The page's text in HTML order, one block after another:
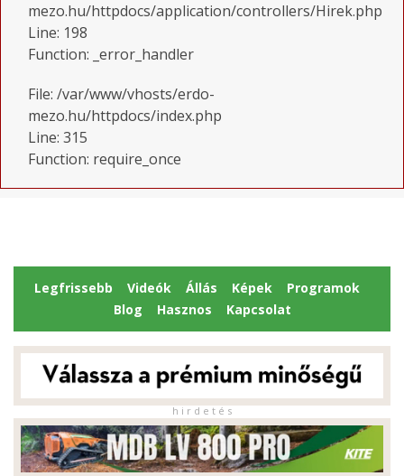
mezo.hu/httpdocs/application/controllers/Hirek.php
Line: 198
Function: _error_handler
File: /var/www/vhosts/erdo-
mezo.hu/httpdocs/index.php
Line: 315
Function: require_once
Legfrissebb Videók Állás Képek
Programok
Blog
Hasznos Kapcsolat
h i r d e t é s